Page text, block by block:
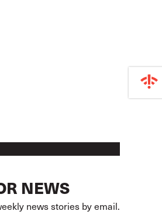
NEWS
news stories by email.